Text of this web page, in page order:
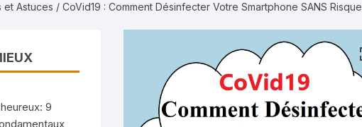
et Astuces / CoVid19 : Comment Désinfecter Votre Smartphone SANS Risque
9